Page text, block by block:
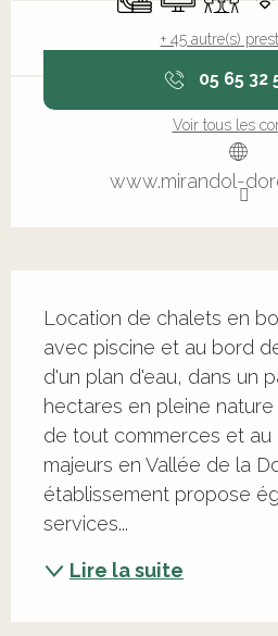
+ 45 autre(s)
05 65 32
Voir tous les
www.mirandol-
Location de chalets en
avec piscine et au bord
d'un plan d'eau, dans un
hectares en pleine nature
de tout commerces et au
majeurs en Vallée de la
établissement propose
services...
Lire la suite